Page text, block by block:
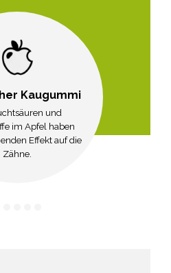
Kaugummi
und
im Apfel haben
Effekt auf die
Zähne.